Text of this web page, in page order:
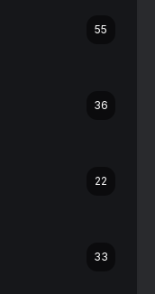
55
36
22
33